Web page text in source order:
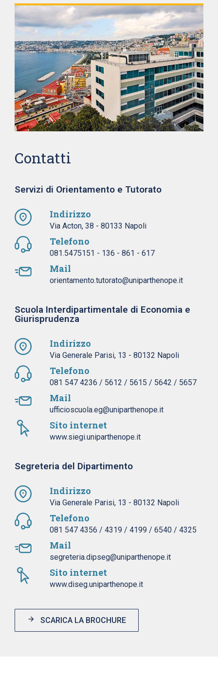
Contatti
Servizi di Orientamento e Tutorato
Indirizzo
Via Acton, 38 - 80133 Napoli
Telefono
081.5475151 - 136 - 861 - 617
Mail
orientamento.tutorato@uniparthenope.it
Scuola Interdipartimentale di Economia e
Giurisprudenza
Indirizzo
Via Generale Parisi, 13 - 80132 Napoli
Telefono
081 547 4236 / 5612 / 5615 / 5642 / 5657
Mail
ufficioscuola.eg@uniparthenope.it
Sito internet
www.siegi.uniparthenope.it
Segreteria del Dipartimento
Indirizzo
Via Generale Parisi, 13 - 80132 Napoli
Telefono
081 547 4356 / 4319 / 4199 / 6540 / 4325
Mail
segreteria.dipseg@uniparthenope.it
Sito internet
www.diseg.uniparthenope.it
SCARICA LA BROCHURE